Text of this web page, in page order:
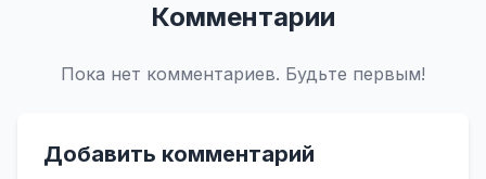
Комментарии
Пока нет комментариев. Будьте первым!
Добавить комментарий